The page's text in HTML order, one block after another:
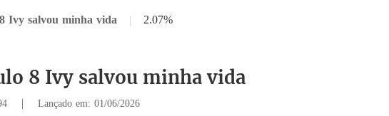
Ivy salvou minha vida | 2.07%
8 Ivy salvou minha vida
| Lançado em: 01/06/2026